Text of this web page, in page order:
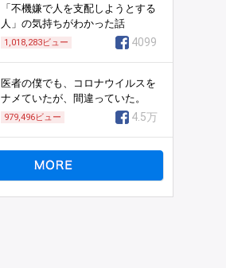
「不機嫌で人を支配しようとする
人」の気持ちがわかった話
1,018,283ビュー 4099
医者の僕でも、コロナウイルスを
ナメていたが、間違っていた。
979,496ビュー 4.5万